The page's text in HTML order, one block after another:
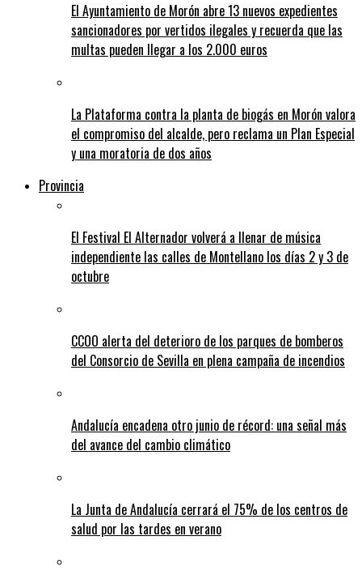
El Ayuntamiento de Morón abre 13 nuevos expedientes
sancionadores por vertidos ilegales y recuerda que las
multas pueden llegar a los 2.000 euros
La Plataforma contra la planta de biogás en Morón valora
el compromiso del alcalde, pero reclama un Plan Especial
y una moratoria de dos años
Provincia
El Festival El Alternador volverá a llenar de música
independiente las calles de Montellano los días 2 y 3 de
octubre
CCOO alerta del deterioro de los parques de bomberos
del Consorcio de Sevilla en plena campaña de incendios
Andalucía encadena otro junio de récord: una señal más
del avance del cambio climático
La Junta de Andalucía cerrará el 75% de los centros de
salud por las tardes en verano